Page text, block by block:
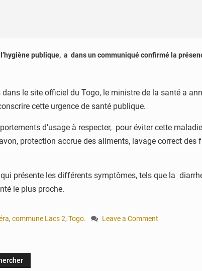
publique, a dans un communiqué confirmé la
le site officiel du Togo, le ministre de la santé a
cette urgence de santé publique.
d’usage à respecter, pour éviter cette
protection accrue des aliments, lavage correct
présente les différents symptômes, tels que la
le plus proche.
, commune Lacs 2, Togo.
Leave a Comment